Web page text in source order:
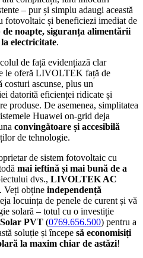
– pur și simplu adaugi această
fotovoltaic și beneficiezi imediat de
de noapte, siguranța alimentării
electricitate.
de față evidențiază clar
le oferă LIVOLTEK față de
ascunse, plus un
datorită eficienței ridicate și
produse. De asemenea, simplitatea
Huawei on-grid deja
convingătoare și accesibilă
de tehnologie.
de sistem fotovoltaic cu
mai ieftină și mai bună de a
dvs., LIVOLTEK AC
Veți obține independență
locuința de penele de curent și vă
solară – totul cu o investiție
PVT (0769.656.500) pentru a
soluție și începe să economisiți
la maxim chiar de astăzi!